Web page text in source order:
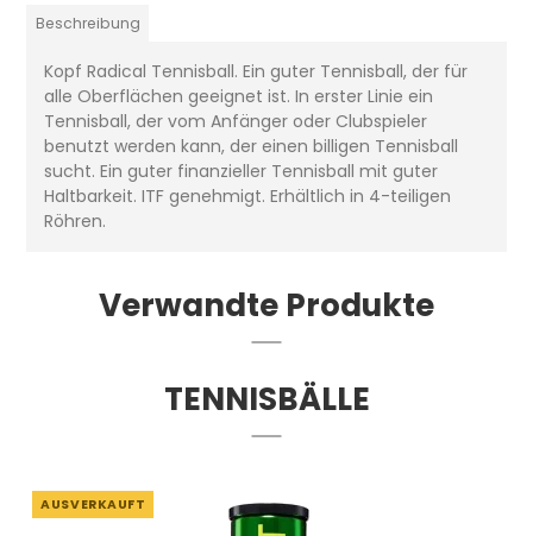
Beschreibung
Kopf Radical Tennisball. Ein guter Tennisball, der für
alle Oberflächen geeignet ist. In erster Linie ein
Tennisball, der vom Anfänger oder Clubspieler
benutzt werden kann, der einen billigen Tennisball
sucht. Ein guter finanzieller Tennisball mit guter
Haltbarkeit. ITF genehmigt. Erhältlich in 4-teiligen
Röhren.
Verwandte Produkte
TENNISBÄLLE
AUSVERKAUFT